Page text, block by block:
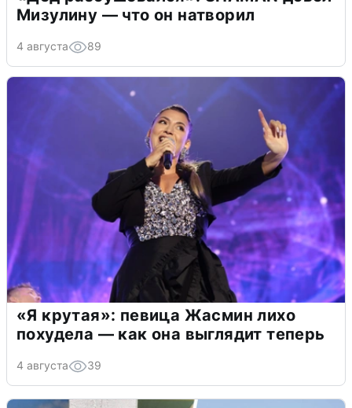
Мизулину — что он натворил
4 августа 89
«Я крутая»: певица Жасмин лихо
похудела — как она выглядит теперь
4 августа 39